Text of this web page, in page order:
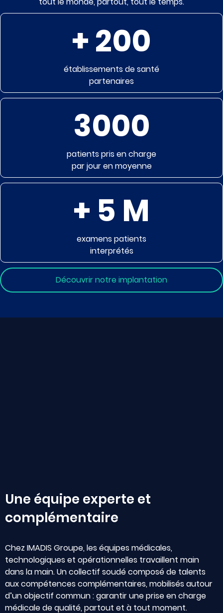
+200
établissements de santé
partenaires
3000
patients pris en charge
par jour en moyenne
+ 5 M
examens patients
interprétés
Découvrir notre implantation
Une équipe experte et
complémentaire
Chez IMADIS Groupe, les équipes médicales,
technologiques et opérationnelles travaillent main
dans la main. Un collectif soudé composé de talents
aux compétences complémentaires, mobilisés autour
d’un objectif commun : garantir une prise en charge
médicale de qualité, partout et à tout moment.